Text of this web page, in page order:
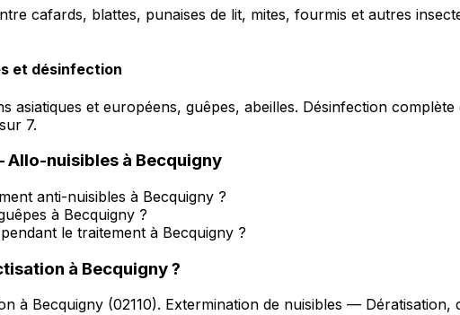
cafards, blattes, punaises de lit, mites, fourmis et autres
et désinfection
asiatiques et européens, guêpes, abeilles. Désinfection
7.
Allo-nuisibles à Becquigny
anti-nuisibles à Becquigny ?
à Becquigny ?
le traitement à Becquigny ?
à Becquigny?
à Becquigny (02110). Extermination de nuisibles —